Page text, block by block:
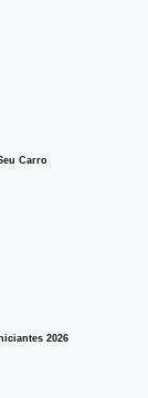
Carro
2026